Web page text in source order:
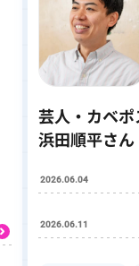
芸人・カベ
浜田順平さん
2026.06.04
2026.06.11